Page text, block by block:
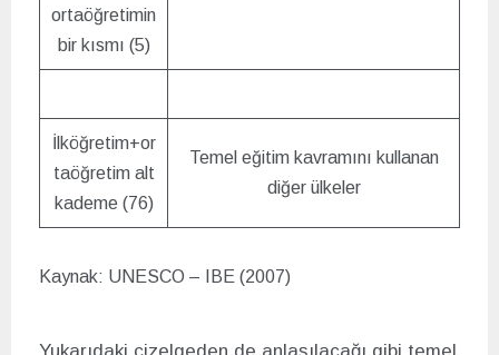
ortaöğretimin
bir kısmı (5)
İlköğretim+or
taöğretim alt
kademe (76)
Temel eğitim kavramını kullanan
diğer ülkeler
Kaynak: UNESCO – IBE (2007)